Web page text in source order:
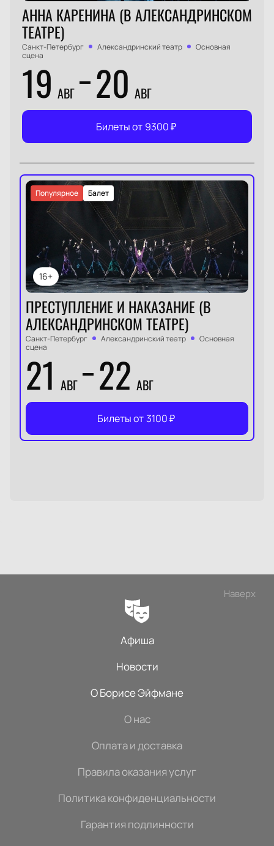
АННА КАРЕНИНА (В АЛЕКСАНДРИНСКОМ
ТЕАТРЕ)
Санкт-Петербург Александринский театр
Основная
сцена
19 АВГ 20 АВГ
Билеты от 9300₽
16+
Балет
Популярное
ПРЕСТУПЛЕНИЕ И НАКАЗАНИЕ (В
АЛЕКСАНДРИНСКОМ ТЕАТРЕ)
Санкт-Петербург Александринский театр
Основная
сцена
21 АВГ 22 АВГ
Билеты от 3100₽
Наверх
Афиша
Новости
О Борисе Эйфмане
О нас
Оплата и доставка
Правила оказания услуг
Политика конфиденциальности
Гарантия подлинности